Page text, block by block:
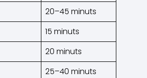
20–45 minuts
15 minuts
20 minuts
25–40 minuts